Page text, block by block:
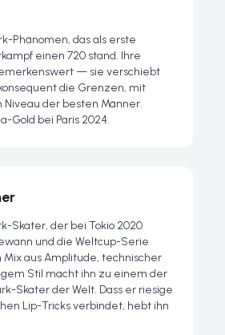
Phänomen, das als erste
einen 720 stand. Ihre
— sie verschiebt
die Grenzen, mit
Niveau der besten Männer.
Gold bei Paris 2024.
Skater, der bei Tokio 2020
und die Weltcup-Serie
aus Amplitude, technischer
Stil macht ihn zu einem der
Skater der Welt. Dass er riesige
Lip-Tricks verbindet, hebt ihn